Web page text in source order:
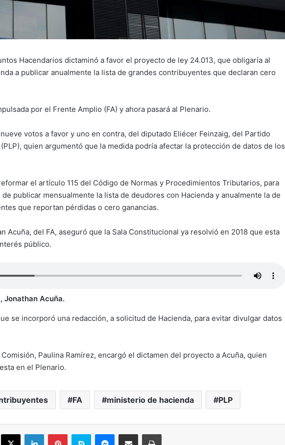
Hacendarios dictaminó a favor el proyecto de ley 24.013, que obligaría al
a publicar anualmente la lista de grandes contribuyentes que declaran cero
por el Frente Amplio (FA) y ahora pasará al Plenario.
votos a favor y uno en contra, del diputado Eliécer Feinzaig, del Partido
quien argumentó que la medida podría afectar la protección de datos de los
el artículo 115 del Código de Normas y Procedimientos Tributarios, para
publicar mensualmente la lista de deudores con Hacienda y anualmente la de
que reportan pérdidas o cero ganancias.
Acuña, del FA, aseguró que la Sala Constitucional ya resolvió en 2018 que esta
público.
Jonathan Acuña.
se incorporó una redacción, a solicitud de Hacienda, para evitar divulgar datos
Paulina Ramírez, encargó el dictamen del proyecto a Acuña, quien
en el Plenario.
FA ministerio de hacienda PLP
X LinkedInPinterestSkype MessengerCompartir por correo electrónicoImprimir